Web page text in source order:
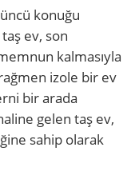
konuğu
ev, son
kalmasıyla
izole bir ev
bir arada
gelen taş ev,
sahip olarak